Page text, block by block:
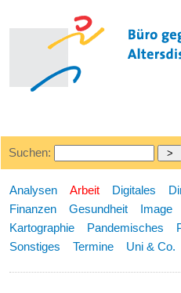
Suchen:
Analysen Arbeit Digitales
Finanzen
Gesundheit Image
Kartographie
Pandemisches
Sonstiges
Termine Uni & Co.